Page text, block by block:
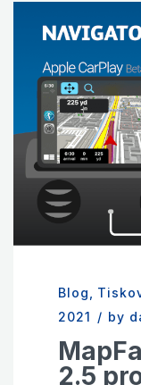
Blog
2021 / by
2.5